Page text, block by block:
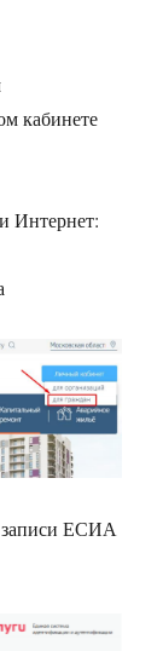
кабинете
записи ЕСИА